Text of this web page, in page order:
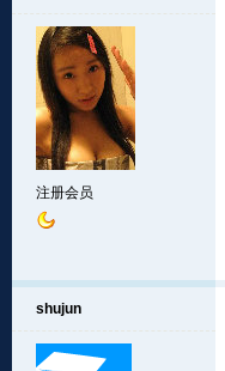
注册会员
shujun